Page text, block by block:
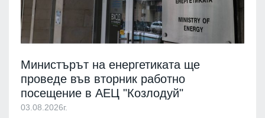
Министърът на енергетиката ще
проведе във вторник работно
посещение в АЕЦ "Козлодуй"
03.08.2026г.